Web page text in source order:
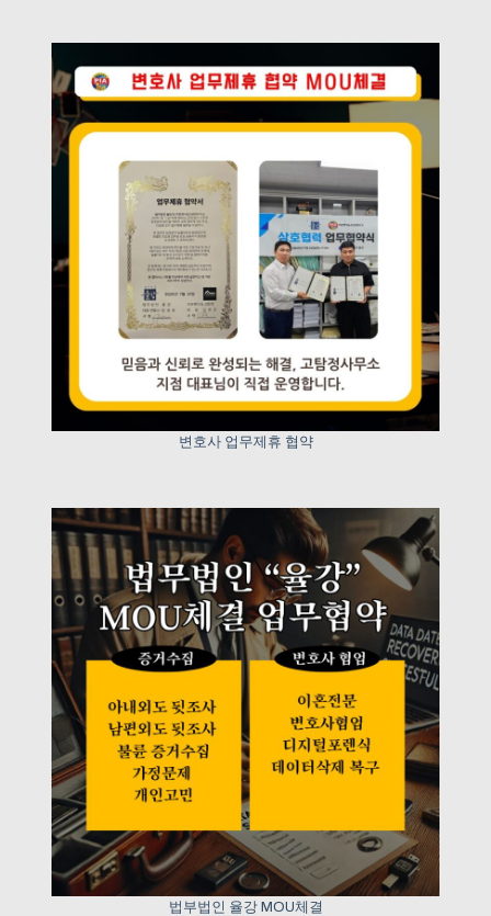
변호사 업무제휴 협약
법부법인 율강 MOU체결